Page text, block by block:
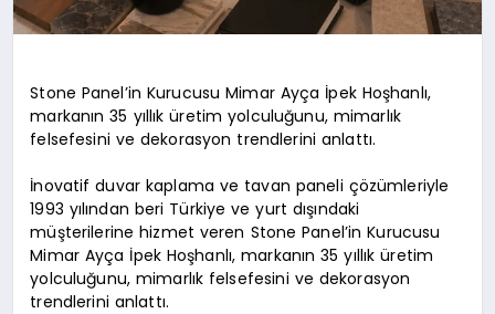
Stone Panel’in Kurucusu Mimar Ayça İpek Hoşhanlı,
markanın 35 yıllık üretim yolculuğunu, mimarlık
felsefesini ve dekorasyon trendlerini anlattı.
İnovatif duvar kaplama ve tavan paneli çözümleriyle
1993 yılından beri Türkiye ve yurt dışındaki
müşterilerine hizmet veren Stone Panel’in Kurucusu
Mimar Ayça İpek Hoşhanlı, markanın 35 yıllık üretim
yolculuğunu, mimarlık felsefesini ve dekorasyon
trendlerini anlattı.